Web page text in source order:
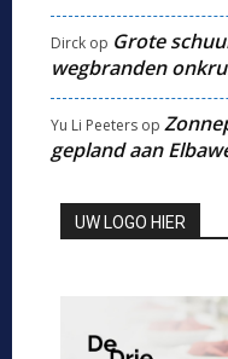
Dirck op Grote
wegbranden
Yu Li Peeters op
gepland aan
UW LOGO HIER